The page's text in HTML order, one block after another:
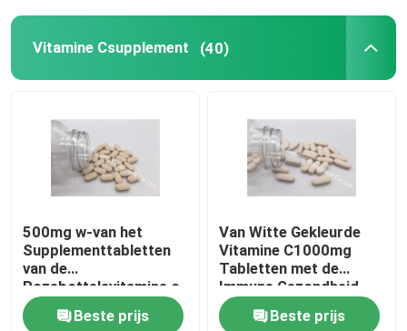
De Supplementen van het gewichtsbeheer
Vitamine Csupplement (40)
500mg w-van het
Supplementtabletten
van de
Rozebottelsvitamine c
Immune de
Gezondheids Anti-
Beste prijs
Van Witte Gekleurde
Vitamine C1000mg
Tabletten met de
Immune Gezondheid
CT1D van de
Rozebottels30mg
Beste prijs